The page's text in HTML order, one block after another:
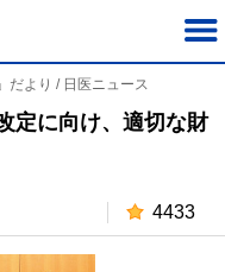
だより / 日医ニュース
定に向け、適切な財
4433